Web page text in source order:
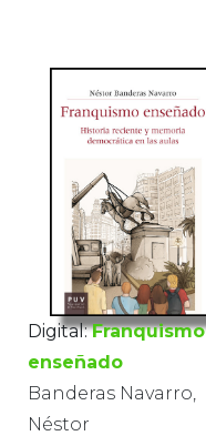
Digital: Franquismo
enseñado
Banderas Navarro,
Néstor